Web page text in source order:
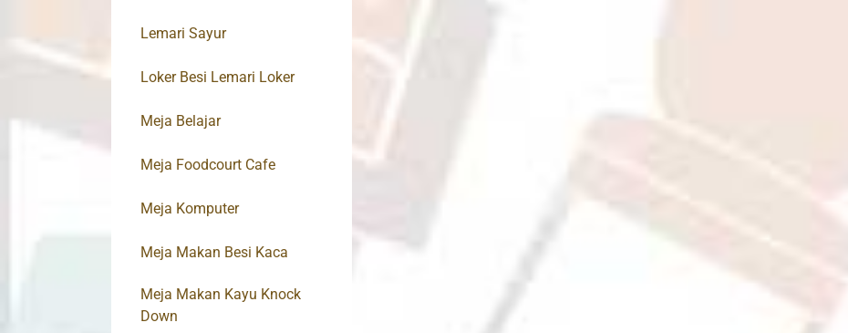
Lemari Sayur
Loker Besi Lemari Loker
Meja Belajar
Meja Foodcourt Cafe
Meja Komputer
Meja Makan Besi Kaca
Meja Makan Kayu Knock
Down